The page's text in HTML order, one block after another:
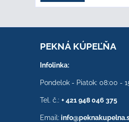
PEKNÁ KÚPEĽŇA
Infolinka:
Pondelok - Piatok: 08:00 -
Tel. č.: + 421 948 046 375
Email: